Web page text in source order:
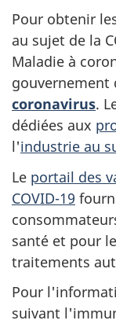
Pour obtenir
au sujet de la
Maladie à
gouvernement
coronavirus.
dédiées aux
l'industrie au
Le portail des
COVID-19
santé et pour
traitements
Pour
suivant